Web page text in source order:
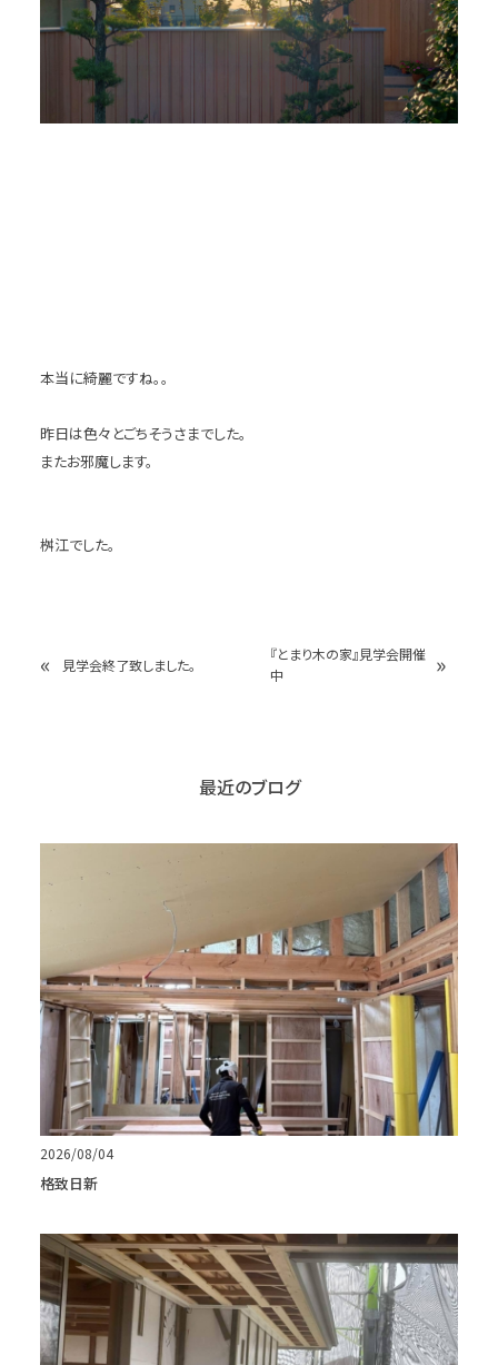
本当に綺麗ですね。。
昨日は色々とごちそうさまでした。
またお邪魔します。
桝江でした。
« 見学会終了致しました。
『とまり木の家』見学会開催
中
»
最近のブログ
2026/08/04
格致日新